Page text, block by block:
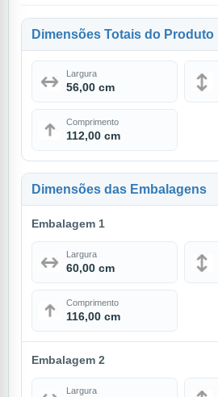
Dimensões Totais do Produto
Largura
56,00 cm
Comprimento
112,00 cm
Dimensões das Embalagens
Embalagem 1
Largura
60,00 cm
Comprimento
116,00 cm
Embalagem 2
Largura